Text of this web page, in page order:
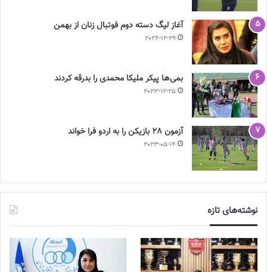
آغاز لیگ دسته دوم فوتبال زنان از بهمن
2024-12-29
بمی‌ها پیکر ملیکا محمدی را بدرقه کردند
2023-12-25
آزمون 28 بازیکن را به اردو فرا خواند
2023-05-14
نوشته‌های تازه